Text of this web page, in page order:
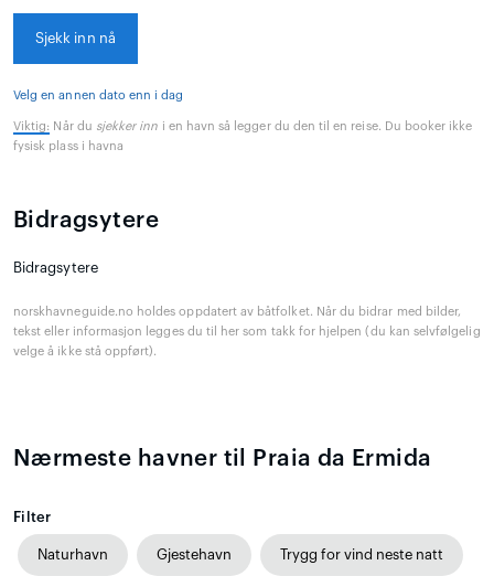
Sjekk inn nå
Velg en annen dato enn i dag
Viktig: Når du sjekker inn i en havn så legger du den til en reise. Du booker ikke
fysisk plass i havna
Bidragsytere
Bidragsytere
norskhavneguide.no holdes oppdatert av båtfolket. Når du bidrar med bilder,
tekst eller informasjon legges du til her som takk for hjelpen (du kan selvfølgelig
velge å ikke stå oppført).
Nærmeste havner til Praia da Ermida
Filter
Naturhavn Gjestehavn Trygg for vind neste natt